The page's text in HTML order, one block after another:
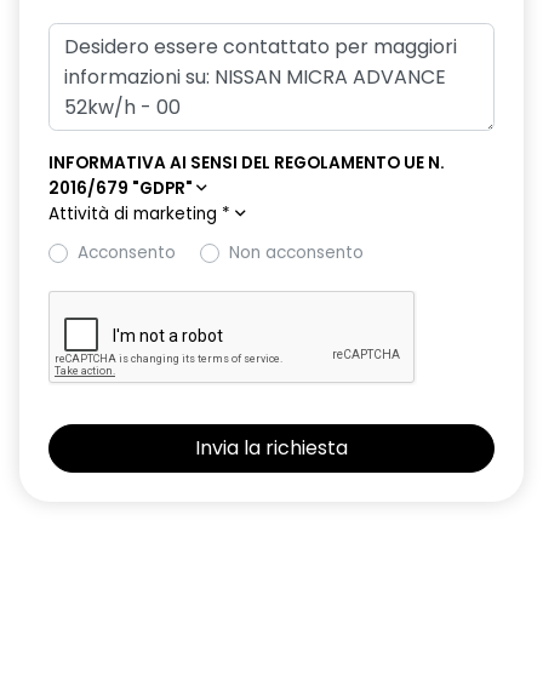
INFORMATIVA AI SENSI DEL REGOLAMENTO UE N.
2016/679 "GDPR"
Attività di marketing *
Acconsento
Non acconsento